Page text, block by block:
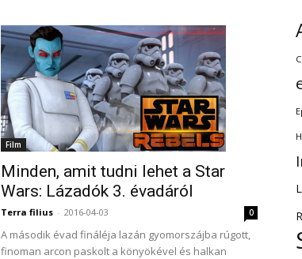
Film
Minden, amit tudni lehet a Star
Wars: Lázadók 3. évadáról
Terra filius - 2016-04-03 0
A második évad fináléja lazán gyomorszájba rúgott,
finoman arcon paskolt a könyökével és halkan